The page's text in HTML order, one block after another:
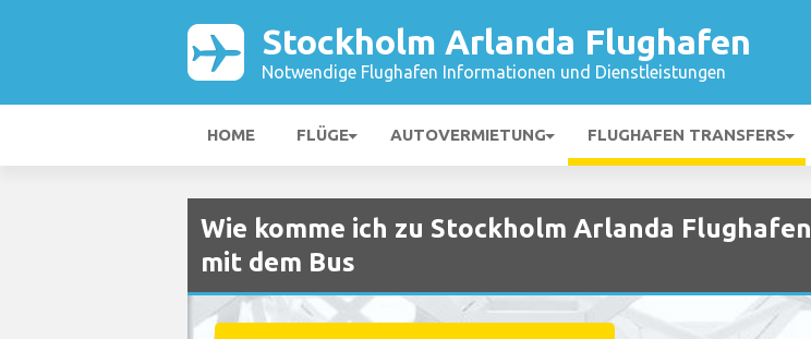
Stockholm Arlanda Flughafen
Notwendige Flughafen Informationen und Dienstleistungen
HOME FLÜGE AUTOVERMIETUNG FLUGHAFEN TRANSFERS
Wie komme ich zu Stockholm Arlanda Flughafen
mit dem Bus